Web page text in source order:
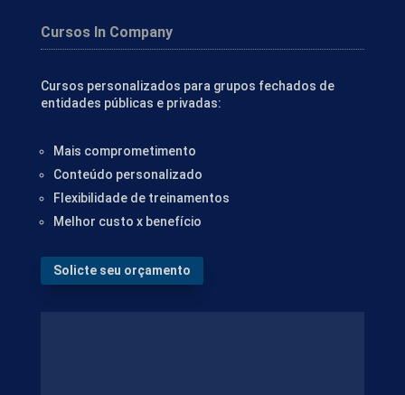
Cursos In Company
Cursos personalizados para grupos fechados de
entidades públicas e privadas:
Mais comprometimento
Conteúdo personalizado
Flexibilidade de treinamentos
Melhor custo x benefício
Solicte seu orçamento